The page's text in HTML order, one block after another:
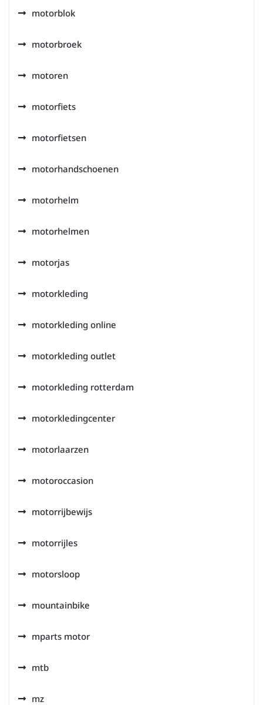
motorblok
motorbroek
motoren
motorfiets
motorfietsen
motorhandschoenen
motorhelm
motorhelmen
motorjas
motorkleding
motorkleding online
motorkleding outlet
motorkleding rotterdam
motorkledingcenter
motorlaarzen
motoroccasion
motorrijbewijs
motorrijles
motorsloop
mountainbike
mparts motor
mtb
mz